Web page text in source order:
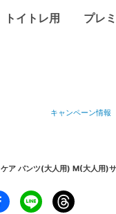
トイトレ用 プレ
キャンペーン情報
ケア パンツ(大人用) M(大人用)